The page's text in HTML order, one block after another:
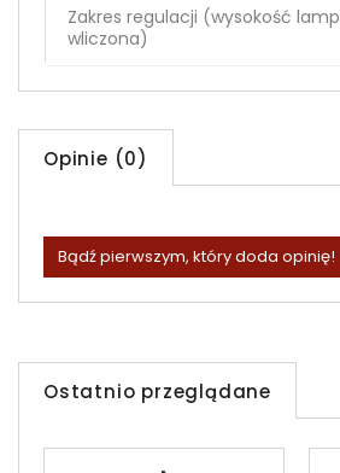
Zakres regulacji (wysokość
wliczona)
Opinie (0)
Bądź pierwszym, który doda opinię!
Ostatnio przeglądane